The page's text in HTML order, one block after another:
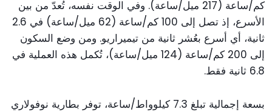
كم/ساعة (217 ميل/ساعة). وفي الوقت نفسه، تُعدّ من بين
الأسرع، إذ تصل إلى 100 كم/ساعة (62 ميل/ساعة) في 2.6
ثانية، أي أسرع بعُشر ثانية من تيميراريو. ومن وضع السكون
إلى 200 كم/ساعة (124 ميل/ساعة)، تُكمل هذه العملية في
6.8 ثانية فقط.
بسعة إجمالية تبلغ 7.3 كيلوواط/ساعة، توفر بطارية نوفولاري